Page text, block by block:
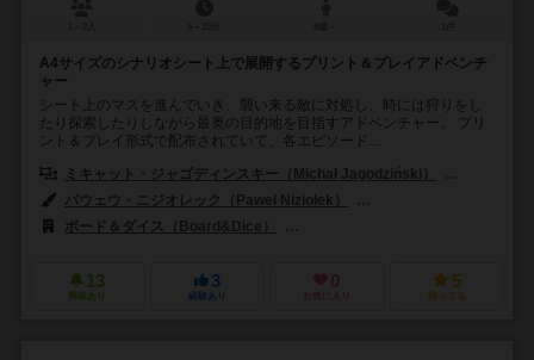
A4サイズのシナリオシート上で展開するプリント＆プレイアドベンチ
ャー
シート上のマスを進んでいき、襲い来る敵に対処し、時には狩りをし
たり探索したりしながら最奥の目的地を目指すアドベンチャー。 プリ
ント＆プレイ形式で配布されていて、各エピソード...
ミキャット・ジャゴディンスキー（Michał Jagodziński）
パウェウ・ニジオレック（Paweł Niziołek）
ボード＆ダイス（Board&Dice）
13
興味あり
3
経験あり
0
お気に入り
5
持ってる